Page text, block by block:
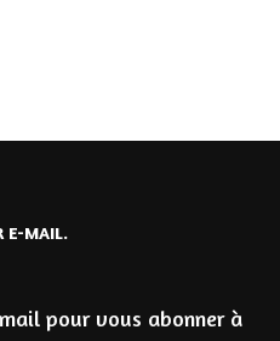
E-MAIL.
pour vous abonner à